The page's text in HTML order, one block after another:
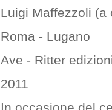
Luigi Maffezzoli (a
Roma - Lugano
Ave - Ritter
2011